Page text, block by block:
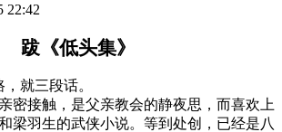
22:42
跋《低头集》
就三段话。
接触，是父亲教会的静夜思，而喜欢上
梁羽生的武侠小说。等到处创，已经是八